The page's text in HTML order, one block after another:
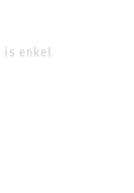
is enkel